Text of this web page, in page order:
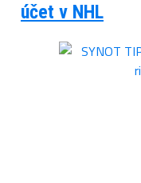
účet v NHL